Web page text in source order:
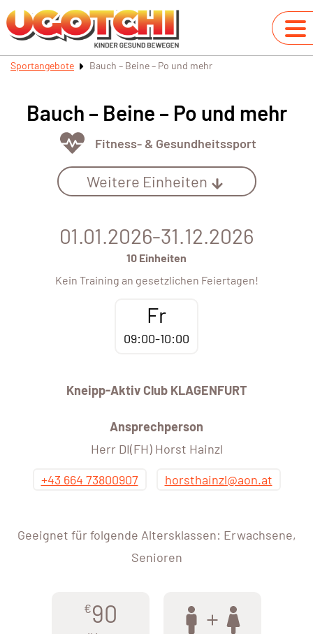
Sportangebote Bauch – Beine – Po und mehr
Bauch – Beine – Po und mehr
Fitness- & Gesundheitssport
Weitere Einheiten
01.01.2026-31.12.2026
10 Einheiten
Kein Training an gesetzlichen Feiertagen!
Fr
09:00-10:00
Kneipp-Aktiv Club KLAGENFURT
Ansprechperson
Herr DI(FH) Horst Hainzl
+43 664 73800907
horsthainzl@aon.at
Geeignet für folgende Altersklassen: Erwachsene,
Senioren
€90